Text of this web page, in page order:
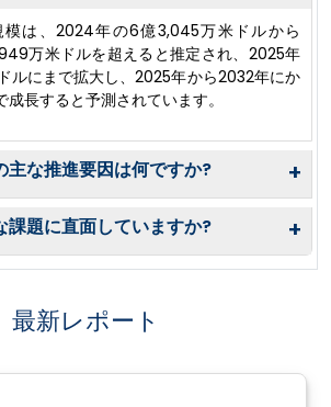
模は、2024年の6億3,045万米ドルから
万米ドルを超えると推定され、2025年
ルにまで拡大し、2025年から2032年にか
成長すると予測されています。
主な推進要因は何ですか? +
課題に直面していますか? +
最新レポート